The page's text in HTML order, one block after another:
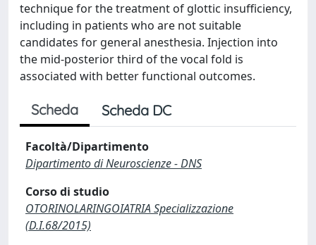
technique for the treatment of glottic insufficiency,
including in patients who are not suitable
candidates for general anesthesia. Injection into
the mid-posterior third of the vocal fold is
associated with better functional outcomes.
Scheda Scheda DC
Facoltà/Dipartimento
Dipartimento di Neuroscienze - DNS
Corso di studio
OTORINOLARINGOIATRIA Specializzazione
(D.I.68/2015)